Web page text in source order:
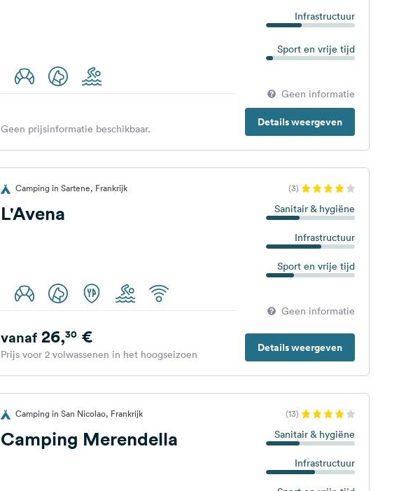
Infrastructuur
Sport en vrije tijd
Geen informatie
Details weergeven
Geen prijsinformatie beschikbaar.
Camping in Sartene, Frankrijk (3)
L'Avena Sanitair & hygiëne
Infrastructuur
Sport en vrije tijd
Geen informatie
Details weergeven
vanaf26,30€
Prijs voor 2 volwassenen in het hoogseizoen
Camping in San Nicolao, Frankrijk (13)
Camping Merendella Sanitair & hygiëne
Infrastructuur